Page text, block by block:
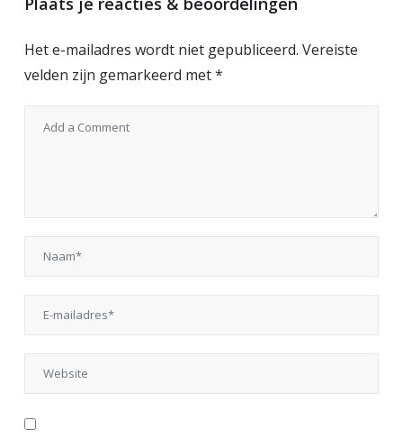
Het e-mailadres wordt niet gepubliceerd. Vereiste
velden zijn gemarkeerd met*